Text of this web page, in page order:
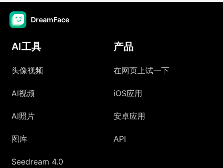
DreamFace
AI工具
头像视频
AI视频
AI照片
图库
Seedream 4.0
产品
在网页上试一下
iOS应用
安卓应用
API